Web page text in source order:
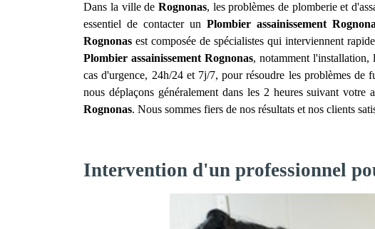
Dans la ville de Rognonas, les problèmes de plomberie et
essentiel de contacter unPlombier assainissement
Rognonas est composée de spécialistes qui interviennent
Plombier assainissement Rognonas, notamment l'installation,
cas d'urgence, 24h/24 et 7j/7, pour résoudre les problèmes de
nous déplaçons généralement dans les 2 heures suivant
Rognonas. Nous sommes fiers de nos résultats et nos clients
Intervention d'un professionnel